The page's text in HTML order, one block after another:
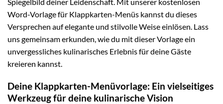
Word-Vorlage für Klappkarten-Menüs kannst du dieses
Versprechen auf elegante und stilvolle Weise einlösen. Lass
uns gemeinsam erkunden, wie du mit dieser Vorlage ein
unvergessliches kulinarisches Erlebnis für deine Gäste
kreieren kannst.
Deine Klappkarten-Menüvorlage: Ein vielseitiges
Werkzeug für deine kulinarische Vision